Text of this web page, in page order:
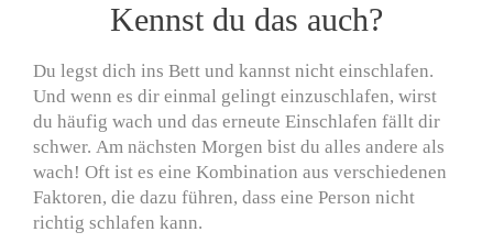
Kennst du das auch?
Du legst dich ins Bett und kannst nicht einschlafen.
Und wenn es dir einmal gelingt einzuschlafen, wirst
du häufig wach und das erneute Einschlafen fällt dir
schwer. Am nächsten Morgen bist du alles andere als
wach! Oft ist es eine Kombination aus verschiedenen
Faktoren, die dazu führen, dass eine Person nicht
richtig schlafen kann.